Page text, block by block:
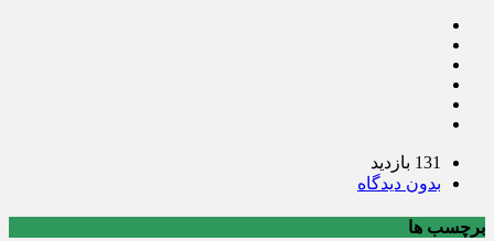
131 بازدید
بدون دیدگاه
برچسب ها